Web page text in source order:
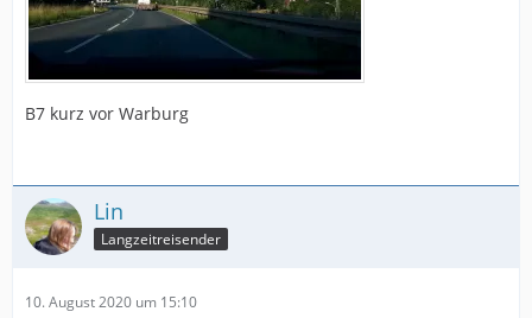
B7 kurz vor Warburg
Lin
Langzeitreisender
10. August 2020 um 15:10